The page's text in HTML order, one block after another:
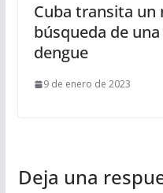
Cuba transita un
búsqueda de
dengue
9 de enero de 2023
Deja una